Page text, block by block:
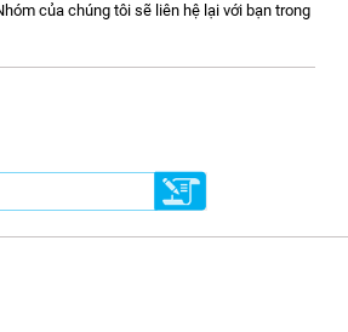
của chúng tôi sẽ liên hệ lại với bạn trong